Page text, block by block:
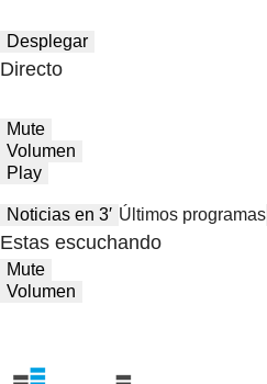
Desplegar
Directo
Mute
Volumen
Play
Noticias en 3′ Últimos programas
Estas escuchando
Mute
Volumen